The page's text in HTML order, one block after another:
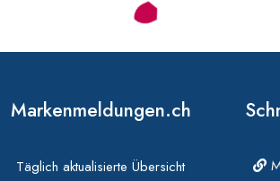
Markenmeldungen.ch
Täglich aktualisierte Übersicht